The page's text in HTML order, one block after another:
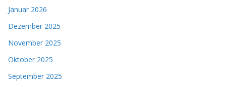
Januar 2026
Dezember 2025
November 2025
Oktober 2025
September 2025